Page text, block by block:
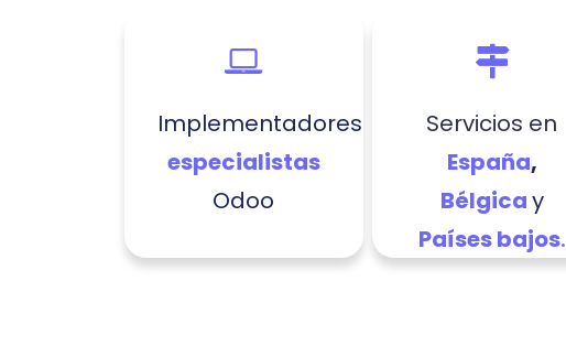
Servicios en
España,
Bélgicay
Países bajos.
Implementadores
especialistas
Odoo